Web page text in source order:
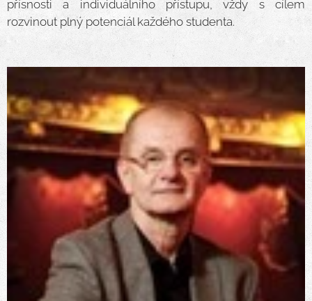
přísnosti a individuálního přístupu, vždy s cílem
rozvinout plný potenciál každého studenta.